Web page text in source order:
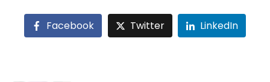
Facebook Twitter LinkedIn